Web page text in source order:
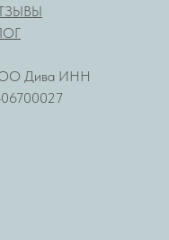
Дива ИНН